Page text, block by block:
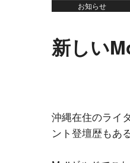
お知らせ
新しい
沖縄在住のライ
ント登壇歴もあ